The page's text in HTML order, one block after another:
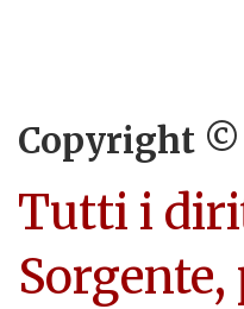
Copyright ©
Tutti i